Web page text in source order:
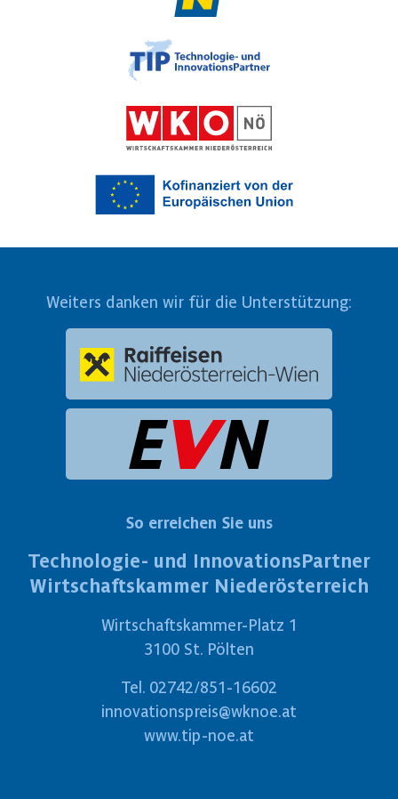
Weiters danken wir für die Unterstützung:
So erreichen Sie uns
Technologie- und InnovationsPartner
Wirtschaftskammer Niederösterreich
Wirtschaftskammer-Platz 1
3100 St. Pölten
Tel. 02742/851-16602
innovationspreis@wknoe.at
www.tip-noe.at